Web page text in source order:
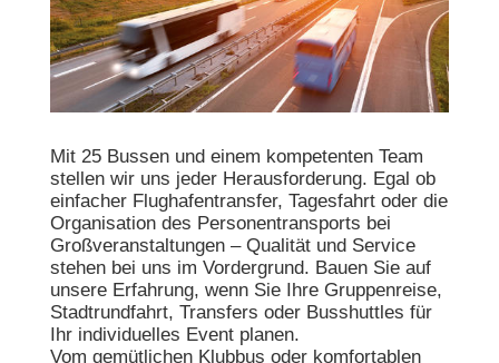
Mit 25 Bussen und einem kompetenten Team
stellen wir uns jeder Herausforderung. Egal ob
einfacher Flughafentransfer, Tagesfahrt oder die
Organisation des Personentransports bei
Großveranstaltungen – Qualität und Service
stehen bei uns im Vordergrund. Bauen Sie auf
unsere Erfahrung, wenn Sie Ihre Gruppenreise,
Stadtrundfahrt, Transfers oder Busshuttles für
Ihr individuelles Event planen.
Vom gemütlichen Klubbus oder komfortablen